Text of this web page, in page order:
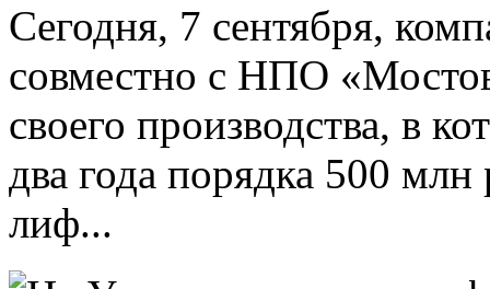
Сегодня, 7 сентября,
совместно с НПО
своего производства, в
два года порядка 500
лиф...